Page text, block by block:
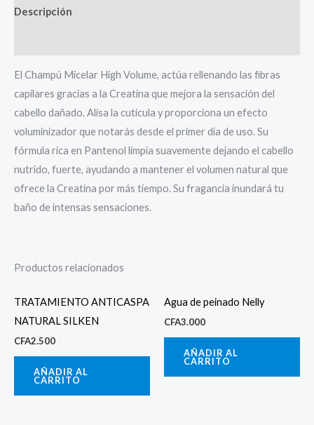
Descripción
El Champú Micelar High Volume, actúa rellenando las fibras
capilares gracias a la Creatina que mejora la sensación del
cabello dañado. Alisa la cutícula y proporciona un efecto
voluminizador que notarás desde el primer día de uso. Su
fórmula rica en Pantenol limpia suavemente dejando el cabello
nutrido, fuerte, ayudando a mantener el volumen natural que
ofrece la Creatina por más tiempo. Su fragancia inundará tu
baño de intensas sensaciones.
Productos relacionados
TRATAMIENTO ANTICASPA
NATURAL SILKEN
CFA2.500
AÑADIR AL
CARRITO
Agua de peinado Nelly
CFA3.000
AÑADIR AL
CARRITO